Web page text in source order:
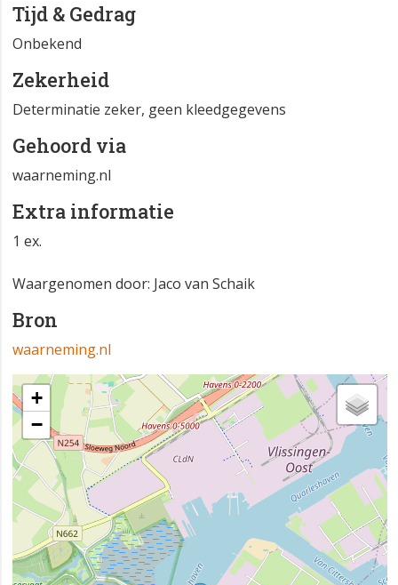
Tijd & Gedrag
Onbekend
Zekerheid
Determinatie zeker, geen kleedgegevens
Gehoord via
waarneming.nl
Extra informatie
1 ex.
Waargenomen door: Jaco van Schaik
Bron
waarneming.nl
+
−